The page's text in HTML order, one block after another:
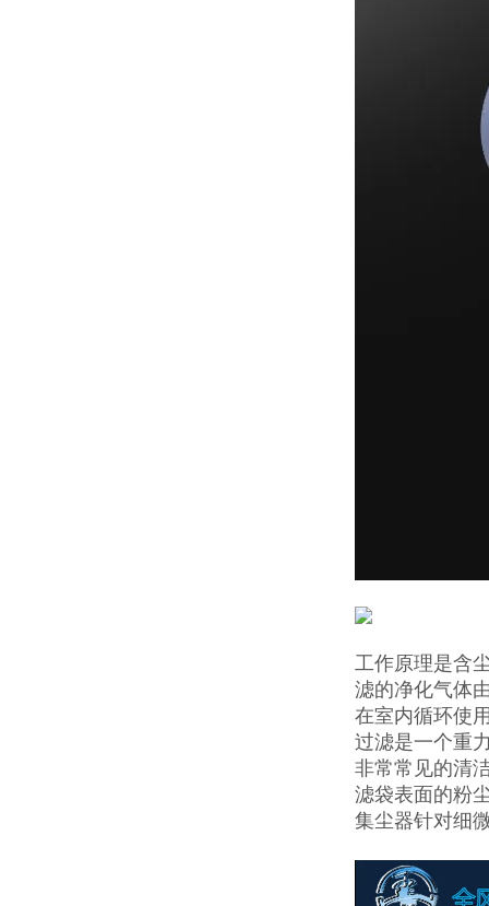
工作原理是含
滤的净化气体
在室内循环使
过滤是一个重
非常常见的清
滤袋表面的粉
集尘器针对细